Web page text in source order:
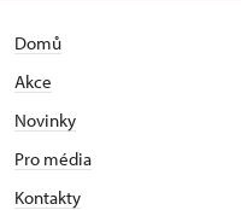
Domů
Akce
Novinky
Pro média
Kontakty